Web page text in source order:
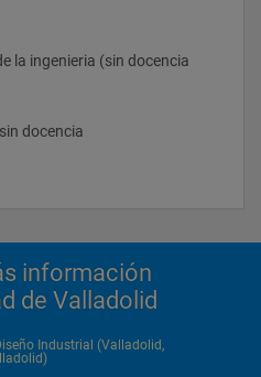
la ingenieria (sin docencia
docencia
(sin docencia
información
de Valladolid
Industrial (Valladolid,